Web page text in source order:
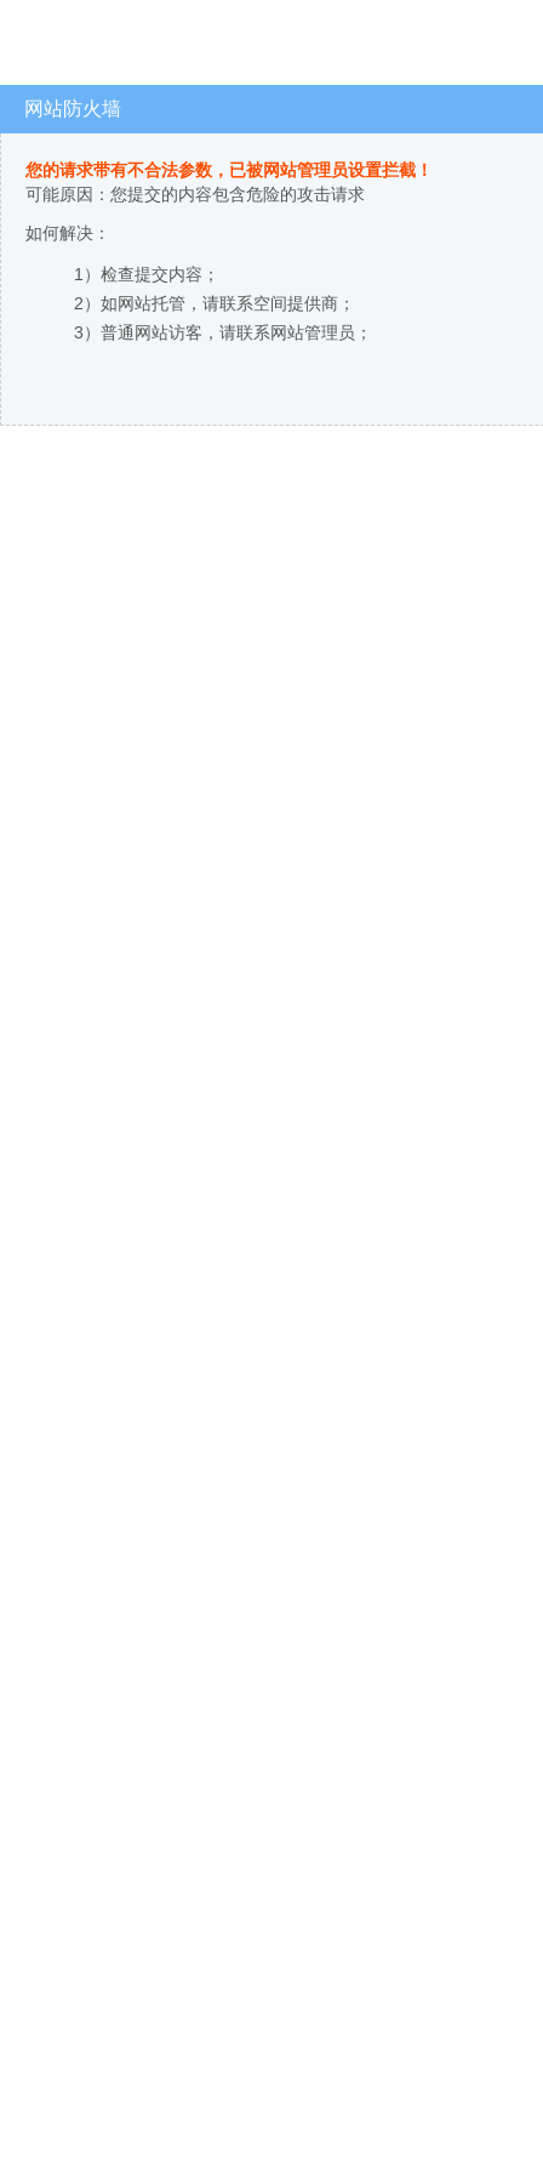
网站防火墙
您的请求带有不合法参数，已被网站管理员设置拦截！
可能原因：您提交的内容包含危险的攻击请求
如何解决：
1）检查提交内容；
2）如网站托管，请联系空间提供商；
3）普通网站访客，请联系网站管理员；